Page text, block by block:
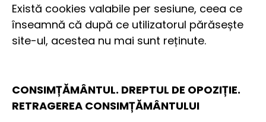
Există cookies valabile per sesiune, ceea ce
înseamnă că după ce utilizatorul părăsește
site-ul, acestea nu mai sunt reținute.
CONSIMȚĂMÂNTUL. DREPTUL DE OPOZIȚIE.
RETRAGEREA CONSIMȚĂMÂNTULUI